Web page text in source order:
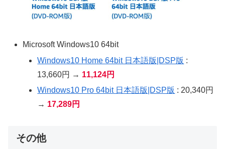
Microsoft Windows10 64bit
Windows10 Home 64bit 日本語版|DSP版 :
13,660円 → 11,124円
Windows10 Pro 64bit 日本語版|DSP版 : 20,340円
→ 17,289円
その他